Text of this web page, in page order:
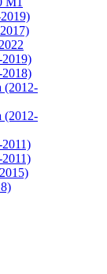
(2012-
(2012-